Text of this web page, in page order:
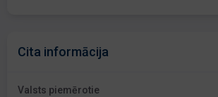
Cita informācija
Valsts piemērotie